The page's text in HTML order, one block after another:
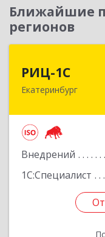
Ближайшие
регионов
РИЦ-1С
Екатеринбург
Внедрений
1С:Специалист
620102,